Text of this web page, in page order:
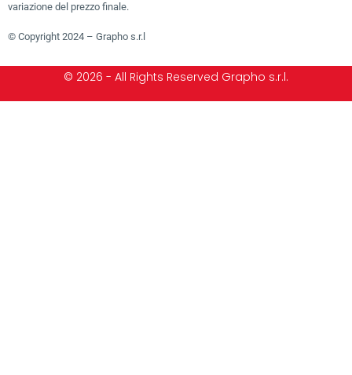
variazione del prezzo finale.
© Copyright 2024 – Grapho s.r.l
© 2026 - All Rights Reserved Grapho s.r.l.